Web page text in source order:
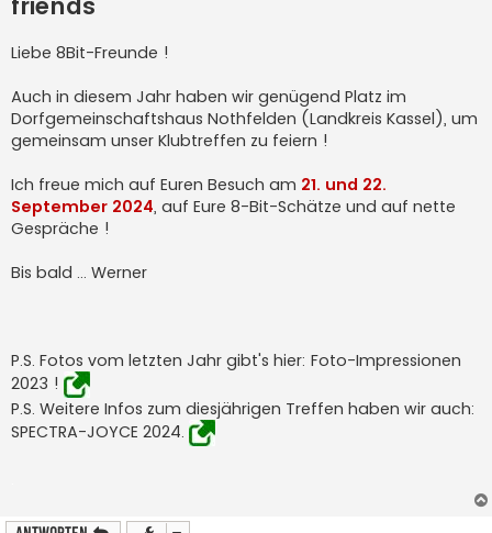
Liebe 8Bit-Freunde !
Auch in diesem Jahr haben wir genügend Platz im
Dorfgemeinschaftshaus Nothfelden (Landkreis Kassel), um
gemeinsam unser Klubtreffen zu feiern !
Ich freue mich auf Euren Besuch am 21. und 22.
September 2024, auf Eure 8-Bit-Schätze und auf nette
Gespräche !
Bis bald … Werner
P.S. Fotos vom letzten Jahr gibt's hier: Foto-Impressionen
2023 !
P.S. Weitere Infos zum diesjährigen Treffen haben wir auch:
SPECTRA-JOYCE 2024.